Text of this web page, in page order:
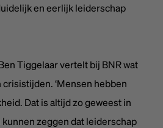
en eerlijk leiderschap
Tiggelaar vertelt bij BNR wat
‘Mensen hebben
Dat is altijd zo geweest in
zeggen dat leiderschap